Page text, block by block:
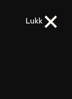
Lukk